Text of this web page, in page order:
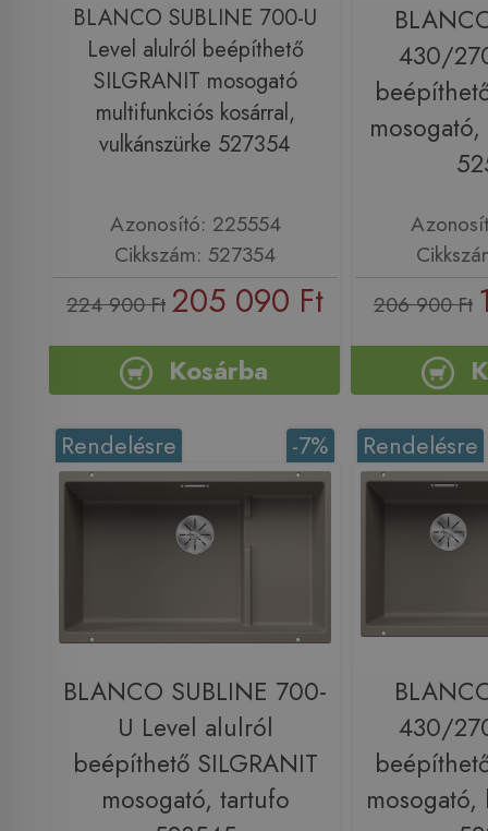
BLANCO SUBLINE 700-U
Level alulról beépíthető
SILGRANIT mosogató
multifunkciós kosárral,
vulkánszürke 527354
Azonosító: 225554
Cikkszám: 527354
224 900 Ft 205 090 Ft
Kosárba
430/
206 900 Ft
-7%
Rendelésre
BLANCO SUBLINE 700-
U Level alulról
beépíthető SILGRANIT
mosogató, tartufo
Rendelésre
430/